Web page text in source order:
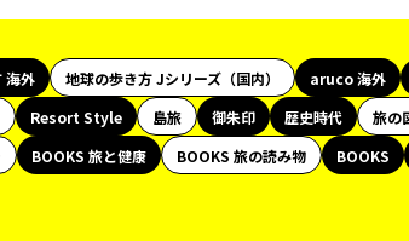
海外 地球の歩き方 Jシリーズ（国内） aruco 海外
Resort Style 島旅 御朱印 歴史時代 旅の
BOOKS 旅と健康 BOOKS 旅の読み物 BOOKS